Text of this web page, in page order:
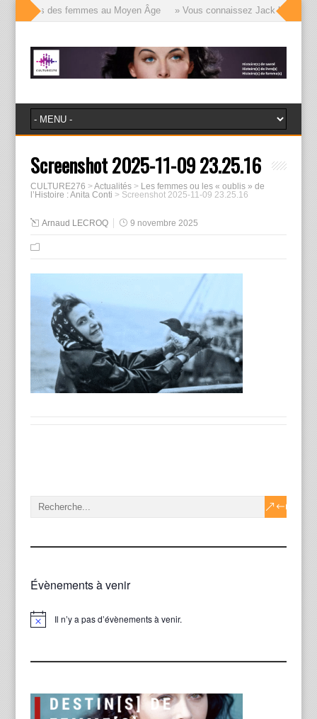
visages des femmes au Moyen Âge » Vous connaissez Jack
Screenshot 2025-11-09 23.25.16
CULTURE276 >Actualités> Les femmes ou les « oublis » de
l’Histoire : Anita Conti > Screenshot 2025-11-09 23.25.16
Arnaud LECROQ 9 novembre 2025
Évènements à venir
Notice Il n’y a pas d’évènements à venir.